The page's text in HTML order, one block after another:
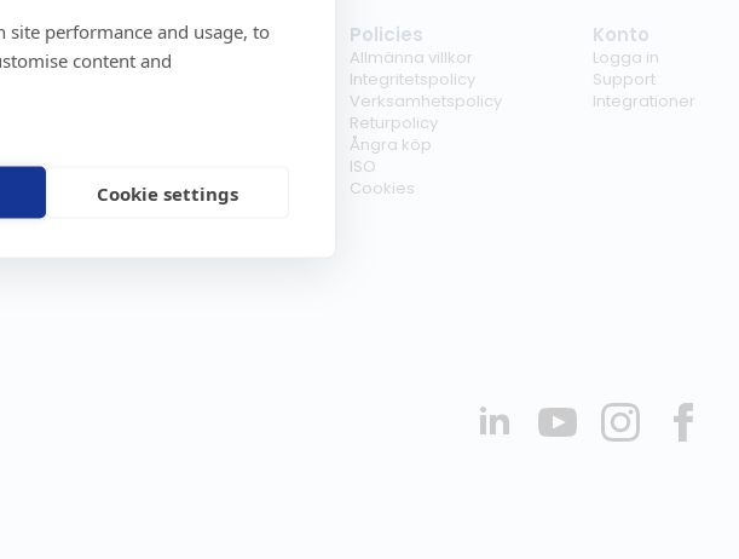
site performance and usage, to
content and
Cookie settings
Företag
Om oss
Policies
Allmänna villkor
Integritetspolicy
Verksamhetspolicy
Returpolicy
Ångra köp
ISO
Cookies
Konto
Logga in
Support
Integrationer